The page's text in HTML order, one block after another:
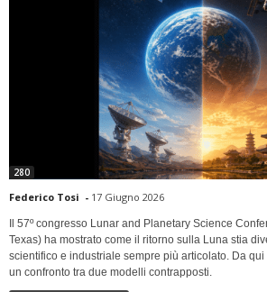
280
Federico Tosi - 17 Giugno 2026
Il 57º congresso Lunar and Planetary Science
Texas) ha mostrato come il ritorno sulla Luna stia
scientifico e industriale sempre più articolato. Da
un confronto tra due modelli contrapposti.